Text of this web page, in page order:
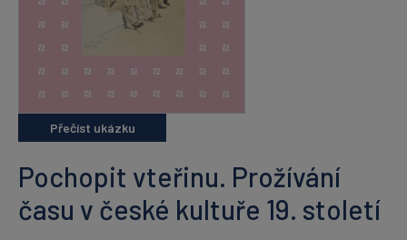
Pochopit vteřinu. Prožívání
času v české kultuře 19. století
Přečíst ukázku